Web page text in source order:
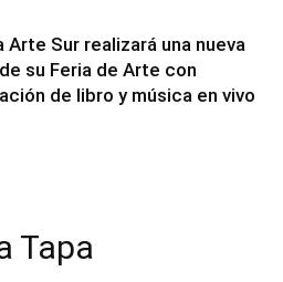
Arte Sur realizará una nueva
su Feria de Arte con
de libro y música en vivo
Tapa